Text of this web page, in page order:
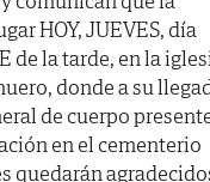
HOY, JUEVES, día
de la tarde, en la
donde a su
de cuerpo
en el cementerio
quedarán